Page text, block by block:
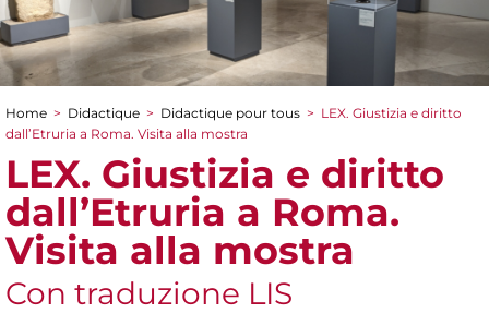
You are here
Home > Didactique > Didactique pour tous > LEX. Giustizia e diritto
dall’Etruria a Roma. Visita alla mostra
LEX. Giustizia e diritto
dall’Etruria a Roma.
Visita alla mostra
Con traduzione LIS